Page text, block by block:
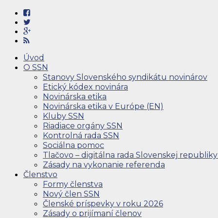
Úvod
O SSN
Stanovy Slovenského syndikátu novinárov
Etický kódex novinára
Novinárska etika
Novinárska etika v Európe (EN)
Kluby SSN
Riadiace orgány SSN
Kontrolná rada SSN
Sociálna pomoc
Tlačovo – digitálna rada Slovenskej republiky
Zásady na vykonanie referenda
Členstvo
Formy členstva
Nový člen SSN
Členské príspevky v roku 2026
Zásady o prijímaní členov